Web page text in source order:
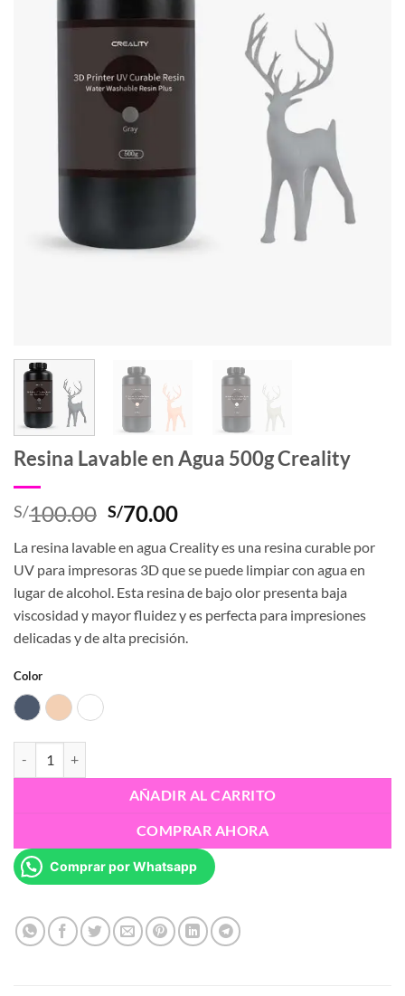
Resina Lavable en Agua 500g Creality
S/100.00 El
original
era:
S/100.00.
S/70.00El
actual
es:
S/70.00.
La resina lavable en agua Creality es una resina curable por
UV para impresoras 3D que se puede limpiar con agua en
lugar de alcohol. Esta resina de bajo olor presenta baja
viscosidad y mayor fluidez y es perfecta para impresiones
delicadas y de alta precisión.
Color
Gray Skin White
AÑADIR AL CARRITO
COMPRAR AHORA
Comprar por Whatsapp